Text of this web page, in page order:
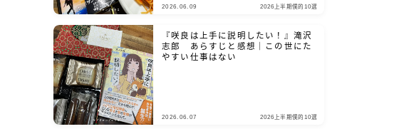
2026.06.09 2026上半期僕的10選
『咲良は上手に説明したい！』滝沢
志郎 あらすじと感想｜この世にた
やすい仕事はない
2026.06.07 2026上半期僕的10選